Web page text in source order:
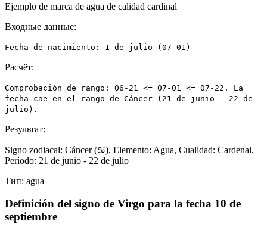
Ejemplo de marca de agua de calidad cardinal
Входные данные:
Fecha de nacimiento: 1 de julio (07-01)
Расчёт:
Comprobación de rango: 06-21 <= 07-01 <= 07-22. La
fecha cae en el rango de Cáncer (21 de junio - 22 de
julio).
Результат:
Signo zodiacal: Cáncer (♋), Elemento: Agua, Cualidad: Cardenal,
Período: 21 de junio - 22 de julio
Тип: agua
Definición del signo de Virgo para la fecha 10 de
septiembre